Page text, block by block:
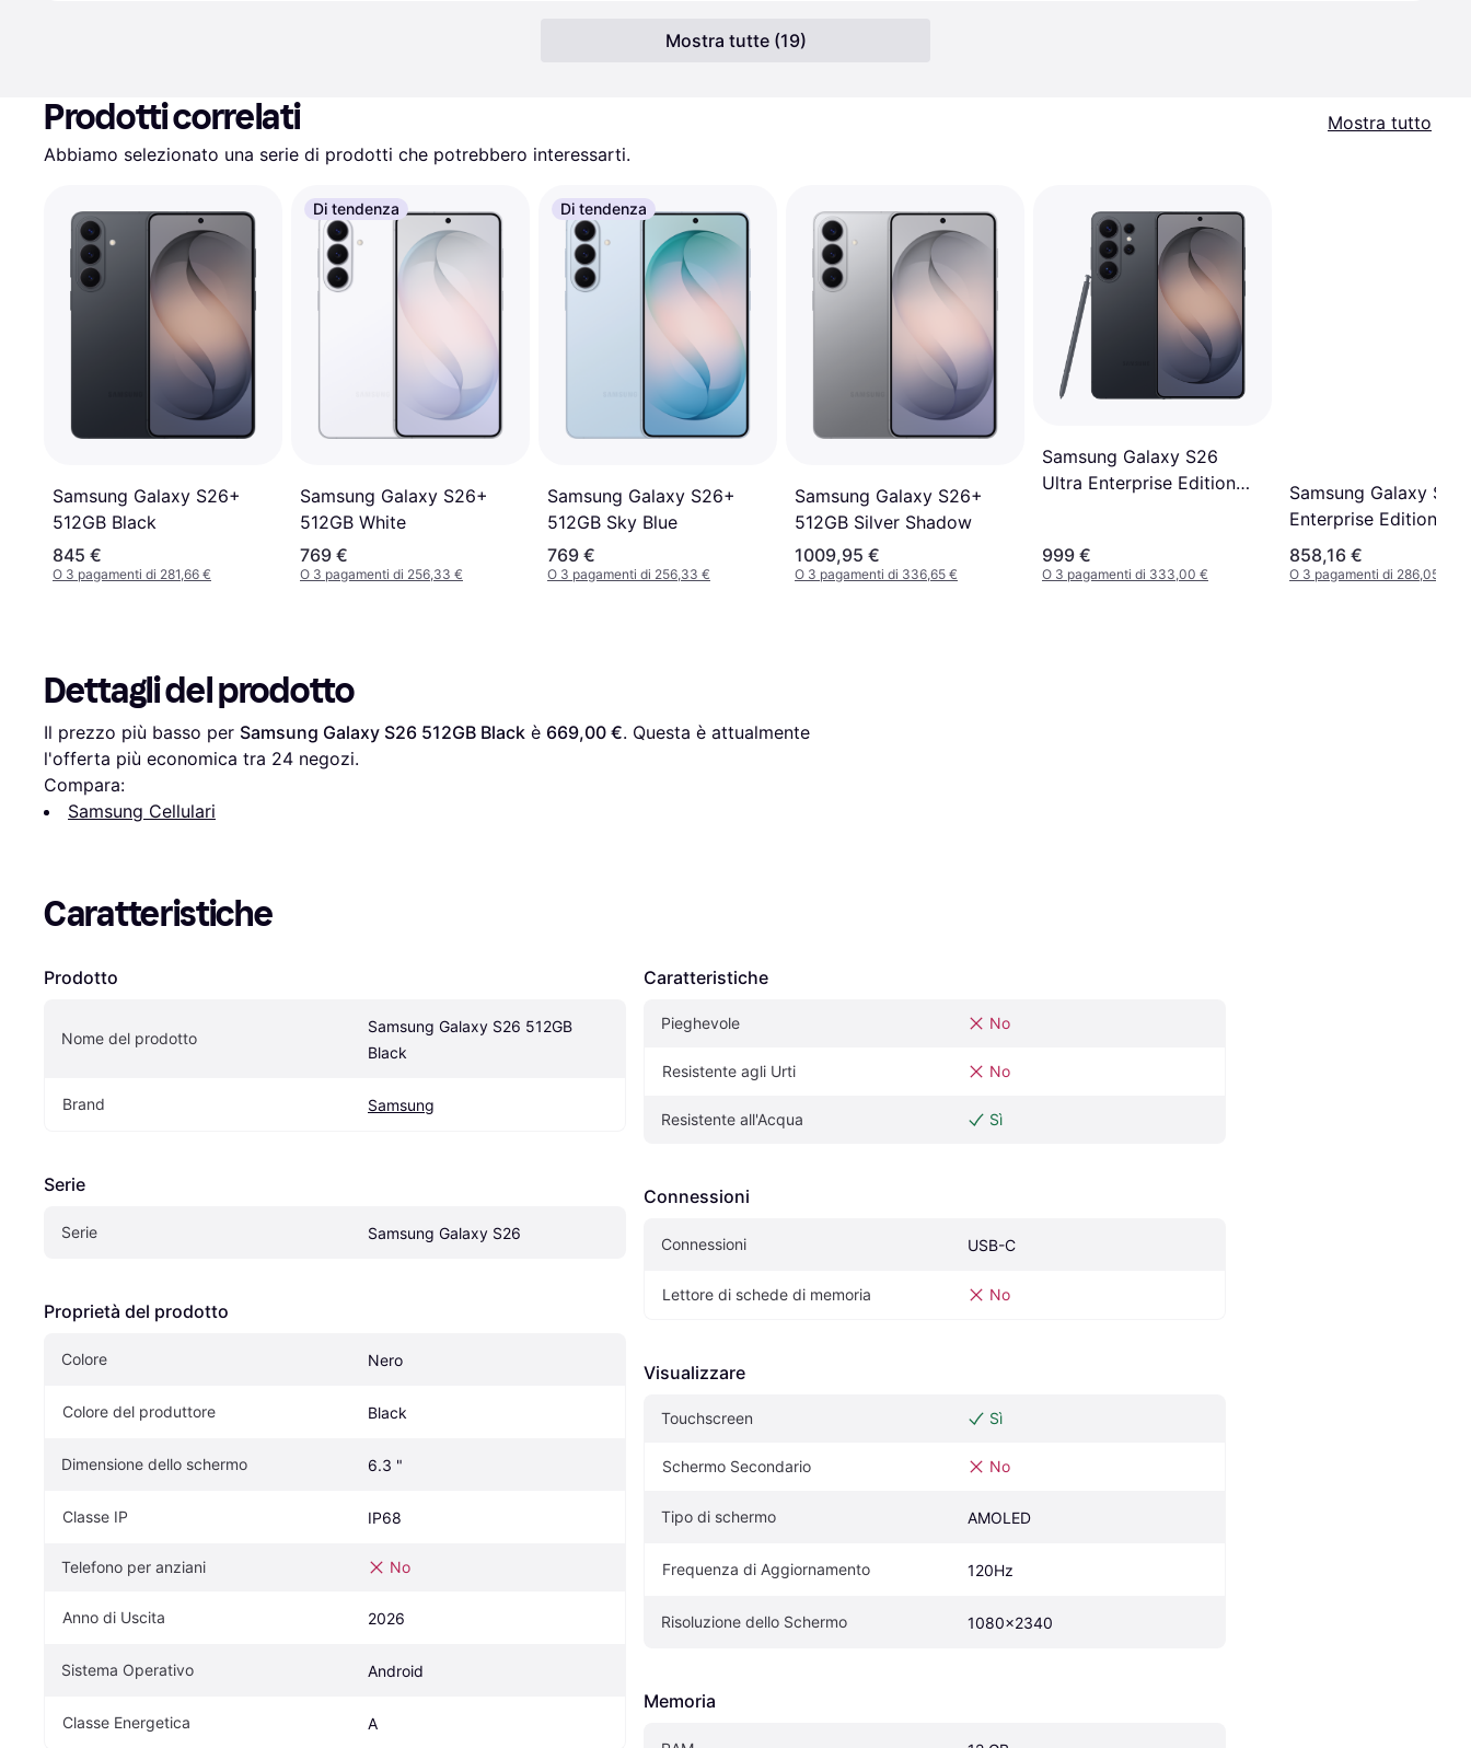
Mostra tutte (19)
Prodotti correlati
Mostra tutto
Abbiamo selezionato una serie di prodotti che potrebbero interessarti.
Samsung Galaxy S26+
512GB Black
845 €
O 3 pagamenti di 281,66 €
Di tendenza
Samsung Galaxy S26+
512GB White
769 €
O 3 pagamenti di 256,33 €
Di tendenza
Samsung Galaxy S26+
512GB Sky Blue
769 €
O 3 pagamenti di 256,33 €
Samsung Galaxy S26+
512GB Silver Shadow
1009,95 €
O 3 pagamenti di 336,65 €
Samsung Galaxy S26
Ultra Enterprise Edition
999 €
O 3 pagamenti di 333,00 €
Samsung Galaxy S26
Enterprise Edition
Black
858,16 €
O 3 pagamenti di 286,05 €
Dettagli del prodotto
Il prezzo più basso per Samsung Galaxy S26 512GB Black è 669,00 €. Questa è attualmente
l'offerta più economica tra 24 negozi.
Compara:
Samsung Cellulari
Caratteristiche
Prodotto
Nome del prodotto
Samsung Galaxy S26 512GB
Black
Brand Samsung
Serie
Serie Samsung Galaxy S26
Proprietà del prodotto
Colore Nero
Colore del produttore Black
Dimensione dello schermo 6.3 "
Classe IP IP68
Telefono per anziani No
Anno di Uscita 2026
Sistema Operativo Android
Classe Energetica A
Caratteristiche
Pieghevole No
Resistente agli Urti No
Resistente all'Acqua Sì
Connessioni
Connessioni USB-C
Lettore di schede di memoria No
Visualizzare
Touchscreen Sì
Schermo Secondario No
Tipo di schermo AMOLED
Frequenza di Aggiornamento 120Hz
Risoluzione dello Schermo 1080x2340
Memoria